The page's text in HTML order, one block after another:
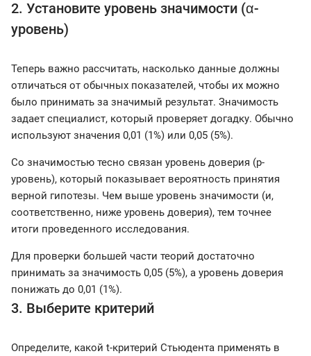
2. Установите уровень значимости (α-
уровень)
Теперь важно рассчитать, насколько данные должны
отличаться от обычных показателей, чтобы их можно
было принимать за значимый результат. Значимость
задает специалист, который проверяет догадку. Обычно
используют значения 0,01 (1%) или 0,05 (5%).
Со значимостью тесно связан уровень доверия (p-
уровень), который показывает вероятность принятия
верной гипотезы. Чем выше уровень значимости (и,
соответственно, ниже уровень доверия), тем точнее
итоги проведенного исследования.
Для проверки большей части теорий достаточно
принимать за значимость 0,05 (5%), а уровень доверия
понижать до 0,01 (1%).
3. Выберите критерий
Определите, какой t-критерий Стьюдента применять в